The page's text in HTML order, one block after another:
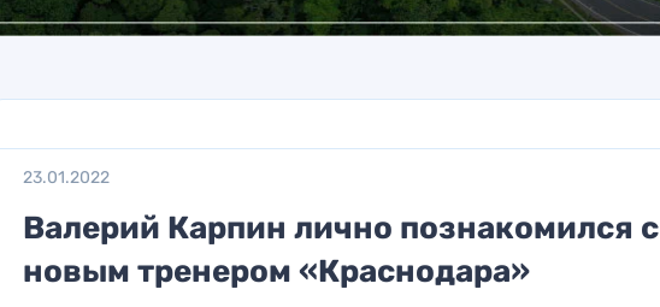
23.01.2022
Валерий Карпин лично познакомился с
новым тренером «Краснодара»